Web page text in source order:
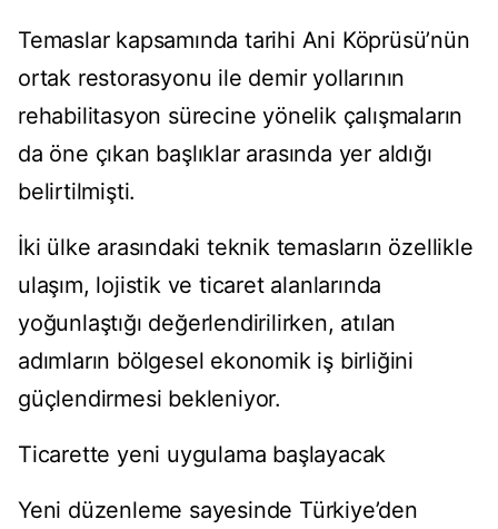
Temaslar kapsamında tarihi Ani Köprüsü’nün
ortak restorasyonu ile demir yollarının
rehabilitasyon sürecine yönelik çalışmaların
da öne çıkan başlıklar arasında yer aldığı
belirtilmişti.
İki ülke arasındaki teknik temasların özellikle
ulaşım, lojistik ve ticaret alanlarında
yoğunlaştığı değerlendirilirken, atılan
adımların bölgesel ekonomik iş birliğini
güçlendirmesi bekleniyor.
Ticarette yeni uygulama başlayacak
Yeni düzenleme sayesinde Türkiye’den